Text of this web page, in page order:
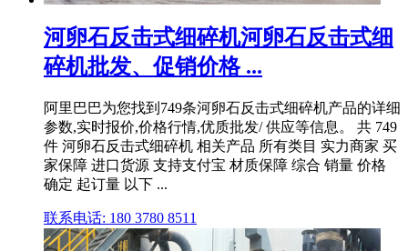
河卵石反击式细碎机河卵石反击式细
碎机批发、促销价格 ...
阿里巴巴为您找到749条河卵石反击式细碎机产品的详细
参数,实时报价,价格行情,优质批发/ 供应等信息。 共 749
件 河卵石反击式细碎机 相关产品 所有类目 实力商家 买
家保障 进口货源 支持支付宝 材质保障 综合 销量 价格
确定 起订量 以下 ...
联系电话: 180 3780 8511